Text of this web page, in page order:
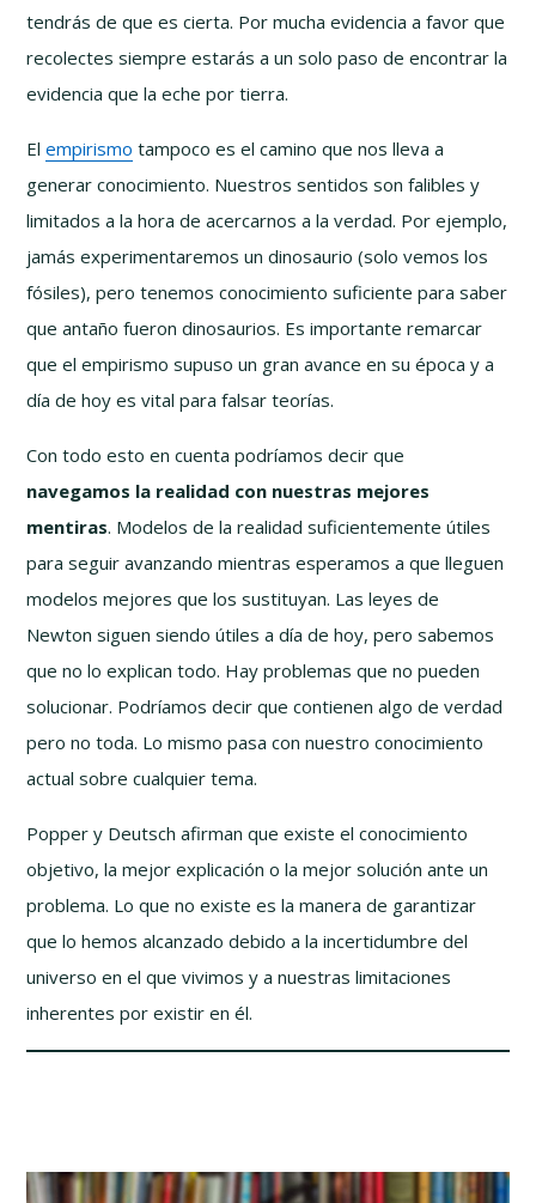
tendrás de que es cierta. Por mucha evidencia a favor que
recolectes siempre estarás a un solo paso de encontrar la
evidencia que la eche por tierra.
Elempirismo tampoco es el camino que nos lleva a
generar conocimiento. Nuestros sentidos son falibles y
limitados a la hora de acercarnos a la verdad. Por ejemplo,
jamás experimentaremos un dinosaurio (solo vemos los
fósiles), pero tenemos conocimiento suficiente para saber
que antaño fueron dinosaurios. Es importante remarcar
que el empirismo supuso un gran avance en su época y a
día de hoy es vital para falsar teorías.
Con todo esto en cuenta podríamos decir que
navegamos la realidad con nuestras mejores
mentiras. Modelos de la realidad suficientemente útiles
para seguir avanzando mientras esperamos a que lleguen
modelos mejores que los sustituyan. Las leyes de
Newton siguen siendo útiles a día de hoy, pero sabemos
que no lo explican todo. Hay problemas que no pueden
solucionar. Podríamos decir que contienen algo de verdad
pero no toda. Lo mismo pasa con nuestro conocimiento
actual sobre cualquier tema.
Popper y Deutsch afirman que existe el conocimiento
objetivo, la mejor explicación o la mejor solución ante un
problema. Lo que no existe es la manera de garantizar
que lo hemos alcanzado debido a la incertidumbre del
universo en el que vivimos y a nuestras limitaciones
inherentes por existir en él.